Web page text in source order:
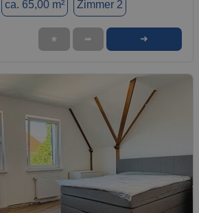
ca. 65,00 m² Zimmer 2
★ ➦ ➜